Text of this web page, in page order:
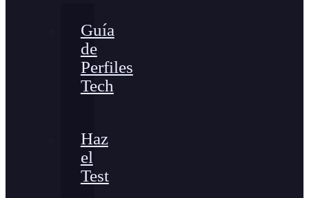
Guía
de
Perfiles
Tech
Haz
el
Test